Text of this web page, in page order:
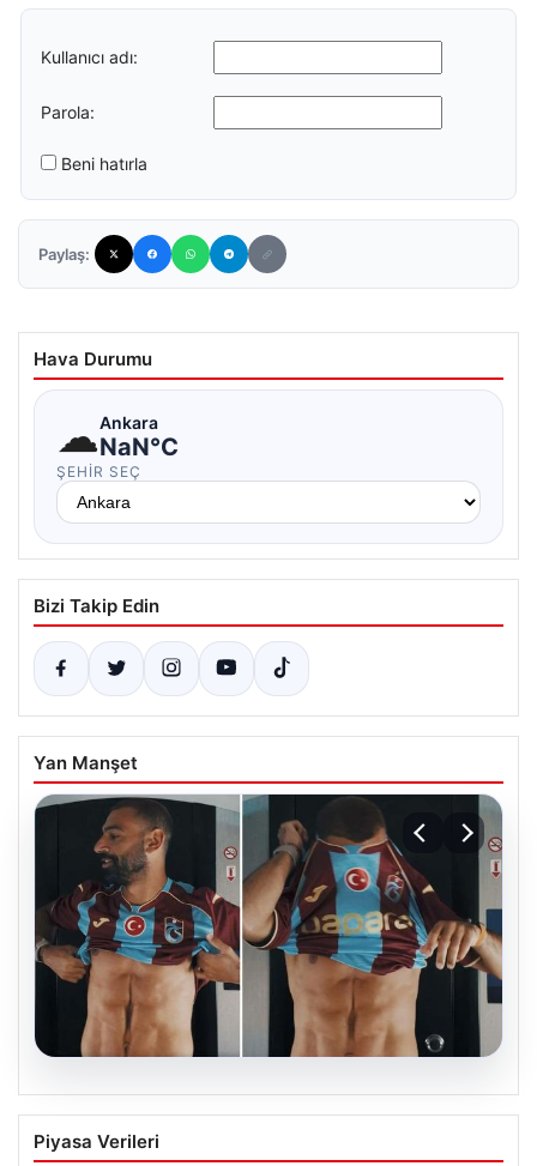
Kullanıcı adı:
Parola:
Beni hatırla
Paylaş:
Hava Durumu
☁Ankara
NaN°C
ŞEHIR SEÇ
Bizi Takip Edin
Yan Manşet
05.08.2026
Mohamed Salah’ın karnındaki görüntü
gündem olmuştu! Gerçek ortaya çıktı
Piyasa Verileri